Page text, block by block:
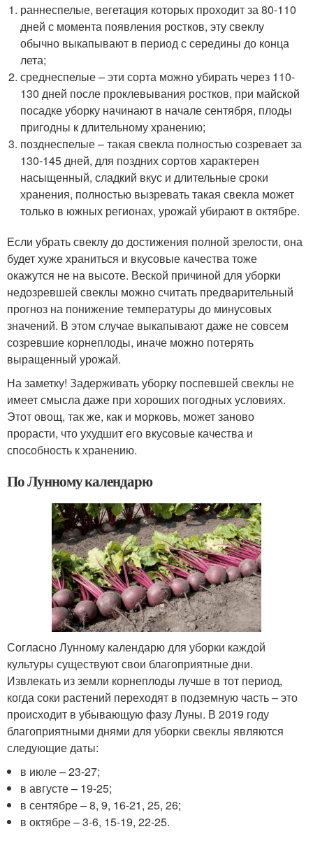
раннеспелые, вегетация которых проходит за 80-110
дней с момента появления ростков, эту свеклу
обычно выкапывают в период с середины до конца
лета;
среднеспелые – эти сорта можно убирать через 110-
130 дней после проклевывания ростков, при майской
посадке уборку начинают в начале сентября, плоды
пригодны к длительному хранению;
позднеспелые – такая свекла полностью созревает за
130-145 дней, для поздних сортов характерен
насыщенный, сладкий вкус и длительные сроки
хранения, полностью вызревать такая свекла может
только в южных регионах, урожай убирают в октябре.
Если убрать свеклу до достижения полной зрелости, она
будет хуже храниться и вкусовые качества тоже
окажутся не на высоте. Веской причиной для уборки
недозревшей свеклы можно считать предварительный
прогноз на понижение температуры до минусовых
значений. В этом случае выкапывают даже не совсем
созревшие корнеплоды, иначе можно потерять
выращенный урожай.
На заметку! Задерживать уборку поспевшей свеклы не
имеет смысла даже при хороших погодных условиях.
Этот овощ, так же, как и морковь, может заново
прорасти, что ухудшит его вкусовые качества и
способность к хранению.
По Лунному календарю
Согласно Лунному календарю для уборки каждой
культуры существуют свои благоприятные дни.
Извлекать из земли корнеплоды лучше в тот период,
когда соки растений переходят в подземную часть – это
происходит в убывающую фазу Луны. В 2019 году
благоприятными днями для уборки свеклы являются
следующие даты:
в июле – 23-27;
в августе – 19-25;
в сентябре – 8, 9, 16-21, 25, 26;
в октябре – 3-6, 15-19, 22-25.